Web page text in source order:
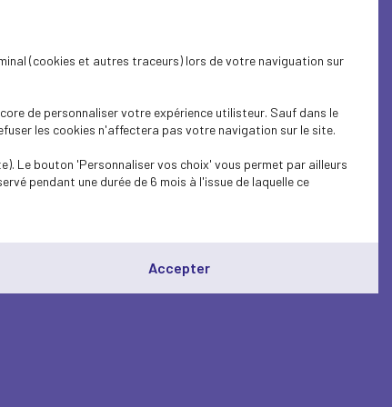
(cookies et autres traceurs) lors de votre naviguation sur
de personnaliser votre expérience utilisteur. Sauf dans le
les cookies n'affectera pas votre navigation sur le site.
Le bouton 'Personnaliser vos choix' vous permet par ailleurs
pendant une durée de 6 mois à l'issue de laquelle ce
Accepter